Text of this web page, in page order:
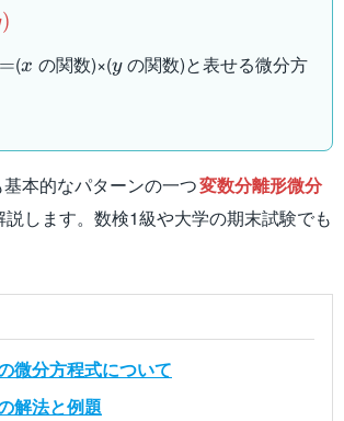
)
=(x の関数)×(yの関数)と表せる微分方
本的なパターンの一つ変数分離形微分
説します。数検1級や大学の期末試験でも
微分方程式について
解法と例題